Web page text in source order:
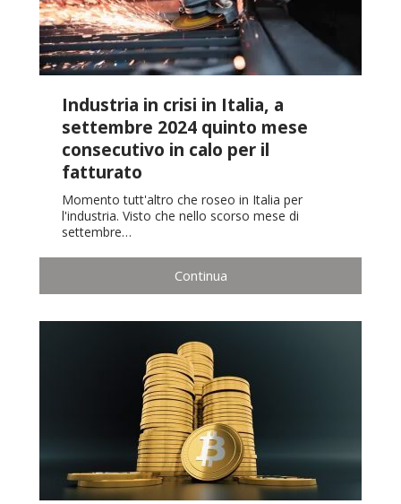
Industria in crisi in Italia, a
settembre 2024 quinto mese
consecutivo in calo per il
fatturato
Momento tutt'altro che roseo in Italia per
l'industria. Visto che nello scorso mese di
settembre…
Continua